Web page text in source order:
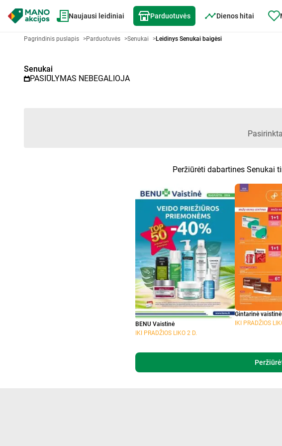
Naujausi leidiniai Parduotuvės Dienos hitai
Akcijų lapelis Senukai - Pasirinktas
Pagrindinis puslapis >Parduotuvės >Senukai >Leidinys Senukai baigėsi
Senukai
PASIŪLYMAS NEBEGALIOJA
Peržiūrėti dabartines Senukai
BENU Vaistinė
IKI PRADŽIOS LIKO 2 D.
Gintarinė vaistinė
IKI PRADŽIOS